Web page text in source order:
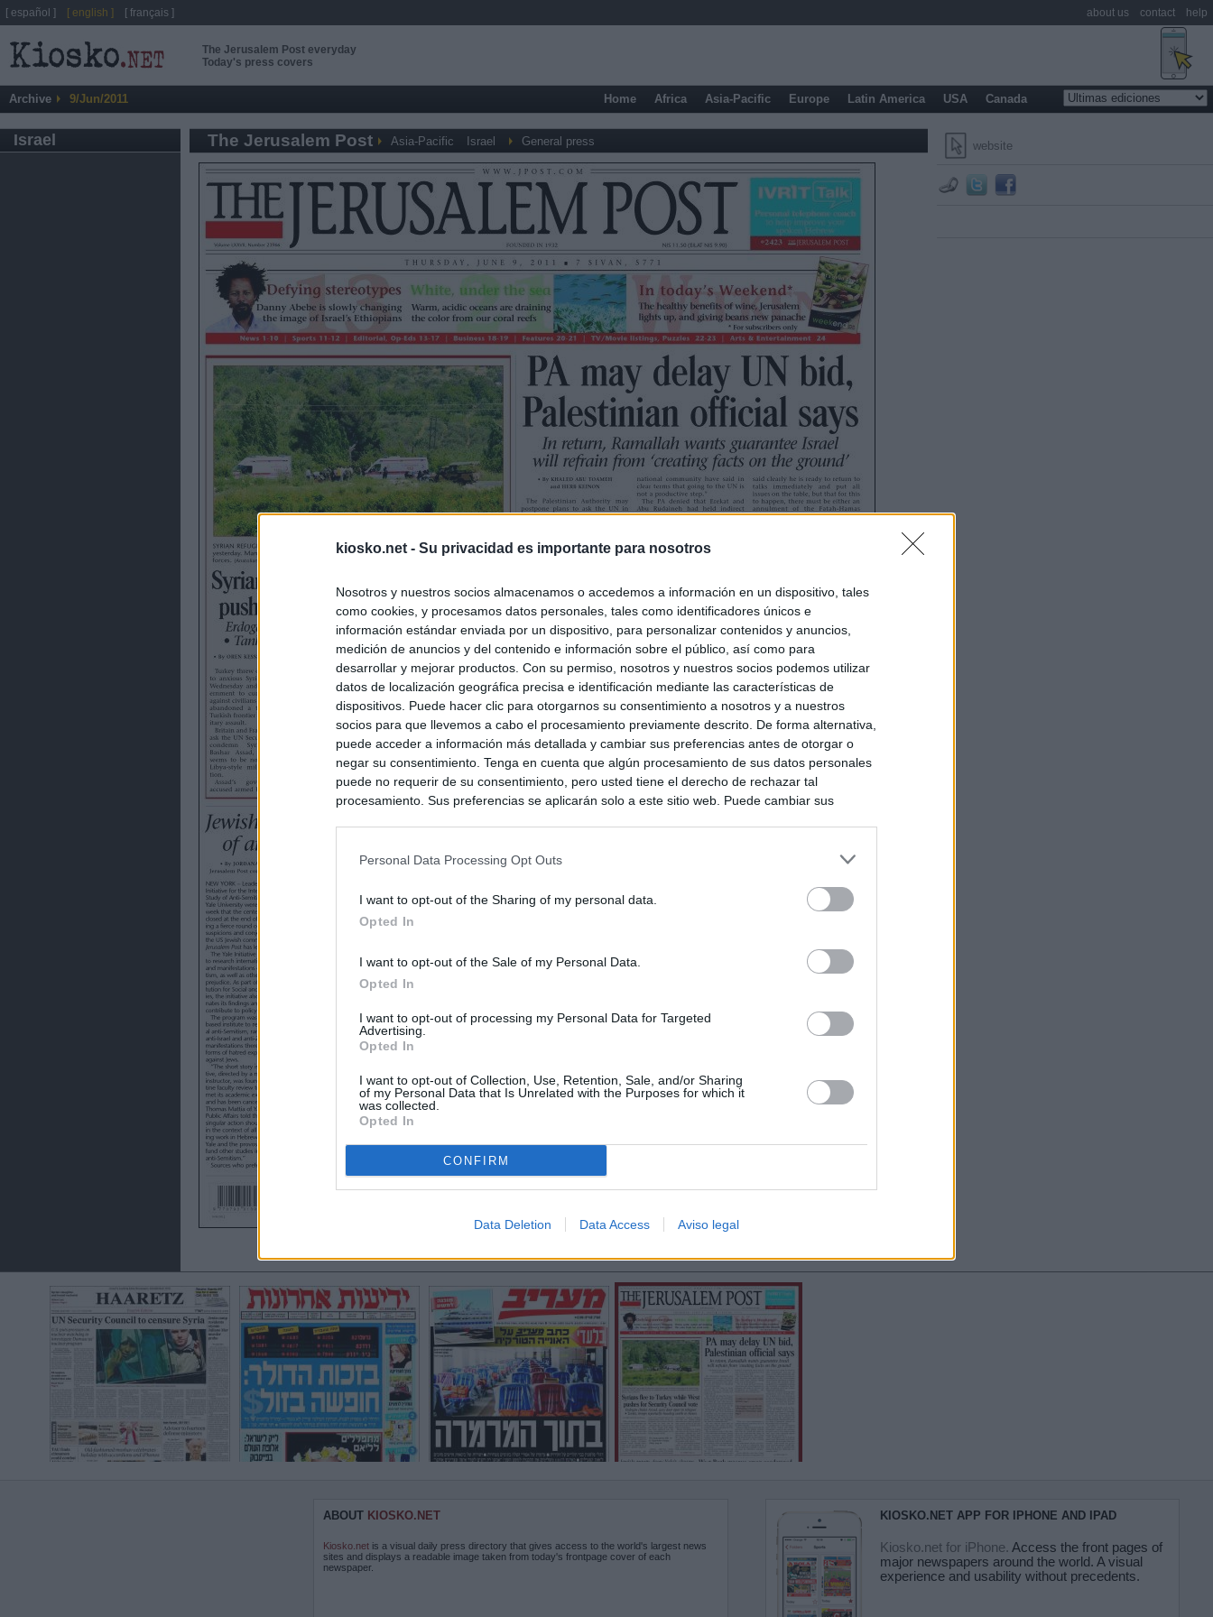
kiosko.net - Su privacidad es importante para nosotros
Nosotros y nuestros socios almacenamos o accedemos a información en un dispositivo, tales
como cookies, y procesamos datos personales, tales como identificadores únicos e
información estándar enviada por un dispositivo, para personalizar contenidos y anuncios,
medición de anuncios y del contenido e información sobre el público, así como para
desarrollar y mejorar productos. Con su permiso, nosotros y nuestros socios podemos utilizar
datos de localización geográfica precisa e identificación mediante las características de
dispositivos. Puede hacer clic para otorgarnos su consentimiento a nosotros y a nuestros
socios para que llevemos a cabo el procesamiento previamente descrito. De forma alternativa,
puede acceder a información más detallada y cambiar sus preferencias antes de otorgar o
negar su consentimiento. Tenga en cuenta que algún procesamiento de sus datos personales
puede no requerir de su consentimiento, pero usted tiene el derecho de rechazar tal
procesamiento. Sus preferencias se aplicarán solo a este sitio web. Puede cambiar sus
Personal Data Processing Opt Outs
I want to opt-out of the Sharing of my personal data.
Opted In
I want to opt-out of the Sale of my Personal Data.
Opted In
I want to opt-out of processing my Personal Data for Targeted
Advertising.
Opted In
I want to opt-out of Collection, Use, Retention, Sale, and/or Sharing
of my Personal Data that Is Unrelated with the Purposes for which it
was collected.
Opted In
CONFIRM
Data Deletion Data Access Aviso legal
The Jerusalem Post everyday
Today's press covers
Archive 9/Jun/2011 Home Africa Asia-Pacific Europe Latin America USA Canada
Israel website
The Jerusalem Post Asia-Pacific Israel General press
ABOUT KIOSKO.NET
Kiosko.net is a visual daily press directory that gives access to the world's largest news
sites and displays a readable image taken from today's frontpage cover of each
newspaper.
KIOSKO.NET APP FOR IPHONE AND IPAD
Kiosko.net for iPhone. Access the front pages of
major newspapers around the world. A visual
experience and usability without precedents.
[ español ] [ english ] [ français ] about us contact help